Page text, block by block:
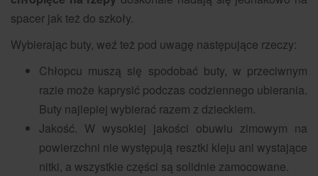
spacer jak też do szkoły.
Wybierając buty, weź też pod uwagę następujące rzeczy:
Chłopcu muszą się spodobać buty, w przeciwnym
razie może kaprysić podczas codziennego ubierania.
Buty najlepiej wybierać razem z dzieckiem.
Jakość. W wysokiej jakości obuwiu zimowym na
powierzchni nie występują resztki kleju ani wystające
nitki, a wszystkie części są solidnie zamocowane.